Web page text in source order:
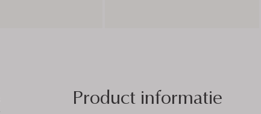
Product informatie